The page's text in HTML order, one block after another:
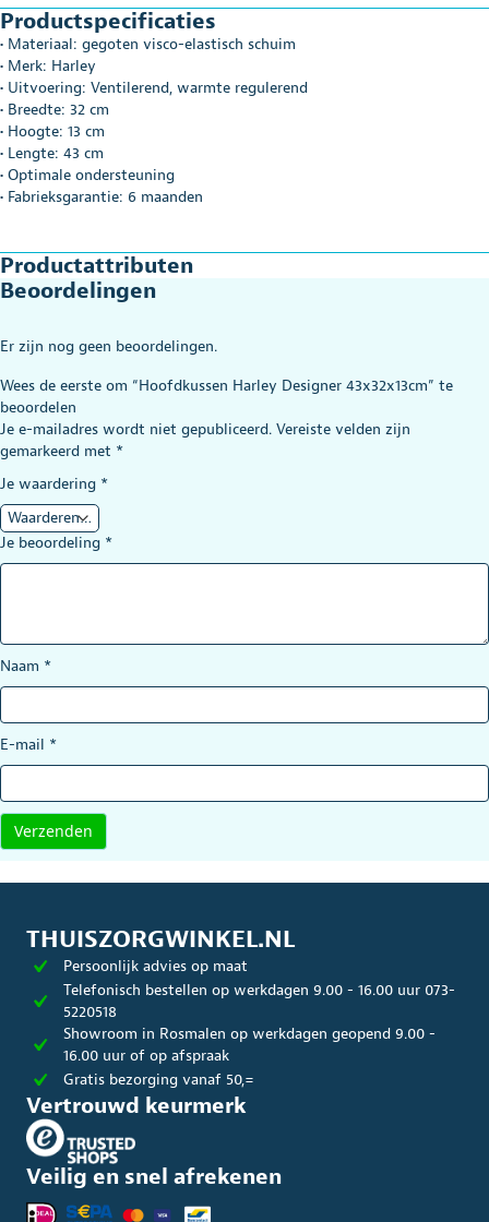
Productspecificaties
• Materiaal: gegoten visco-elastisch schuim
• Merk: Harley
• Uitvoering: Ventilerend, warmte regulerend
• Breedte: 32 cm
• Hoogte: 13 cm
• Lengte: 43 cm
• Optimale ondersteuning
• Fabrieksgarantie: 6 maanden
Productattributen
Beoordelingen
Er zijn nog geen beoordelingen.
Wees de eerste om “Hoofdkussen Harley Designer 43x32x13cm” te
beoordelen
Je e-mailadres wordt niet gepubliceerd. Vereiste velden zijn
gemarkeerd met *
Je waardering *
Je beoordeling *
Naam *
E-mail *
THUISZORGWINKEL.NL
Persoonlijk advies op maat
Telefonisch bestellen op werkdagen 9.00 - 16.00 uur 073-
5220518
Showroom in Rosmalen op werkdagen geopend 9.00 -
16.00 uur of op afspraak
Gratis bezorging vanaf 50,=
Vertrouwd keurmerk
Veilig en snel afrekenen